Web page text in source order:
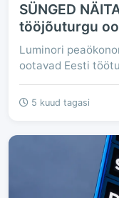
SÜNGED
tööjõuturgu
Luminori
ootavad Eesti
5 kuud tagasi